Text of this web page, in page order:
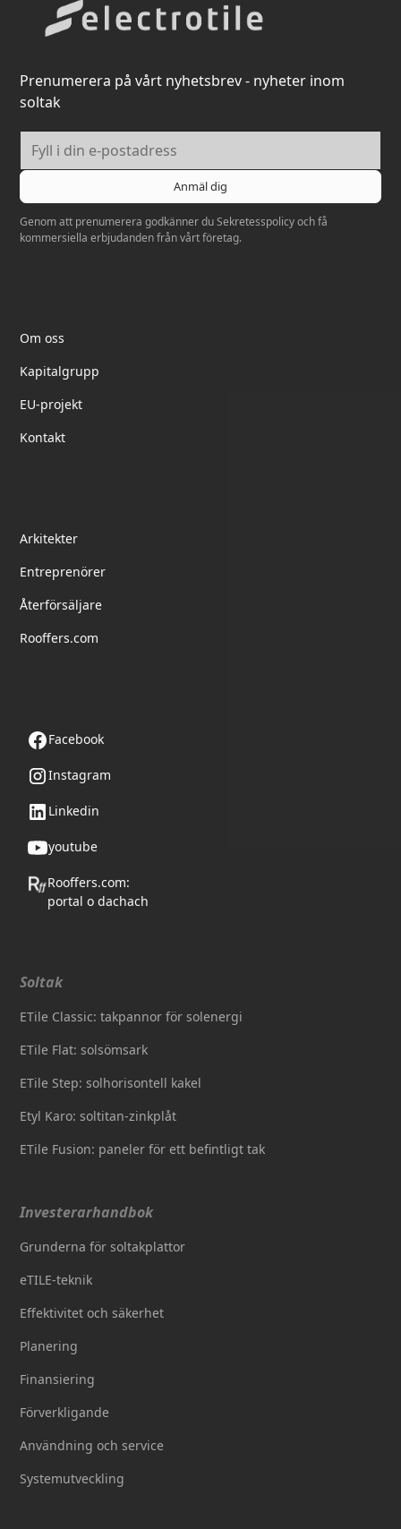
Prenumerera på vårt nyhetsbrev - nyheter inom
soltak
Genom att prenumerera godkänner duSekretesspolicyoch få
kommersiella erbjudanden från vårt företag.
Om oss
Kapitalgrupp
EU-projekt
Kontakt
Arkitekter
Entreprenörer
Återförsäljare
Rooffers.com
Facebook
Instagram
Linkedin
youtube
Rooffers.com:
portal o dachach
Soltak
ETile Classic: takpannor för solenergi
ETile Flat: solsömsark
ETile Step: solhorisontell kakel
Etyl Karo: soltitan-zinkplåt
ETile Fusion: paneler för ett befintligt tak
Investerarhandbok
Grunderna för soltakplattor
eTILE-teknik
Effektivitet och säkerhet
Planering
Finansiering
Förverkligande
Användning och service
Systemutveckling